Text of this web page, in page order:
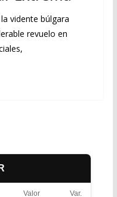
vidente búlgara
revuelo en
Valor Var.